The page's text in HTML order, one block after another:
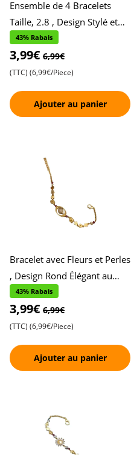
Ensemble de 4 Bracelets
Taille, 2.8 , Design Stylé et
Contemporain , Accessoires
Chics et Tendance ,
43% Rabais
3,99€ 6,99€
(TTC) (6,99€/Piece)
Ajouter au panier
Bracelet avec Fleurs et Perles
, Design Rond Élégant au
Centre , Magnifiquement
Conçu pour la Sophis
43% Rabais
3,99€ 6,99€
(TTC) (6,99€/Piece)
Ajouter au panier